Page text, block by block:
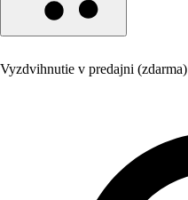
Vyzdvihnutie v predajni (zdarma)